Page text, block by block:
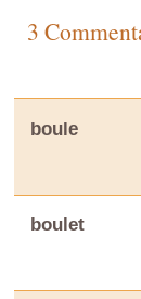
3
boule
boulet